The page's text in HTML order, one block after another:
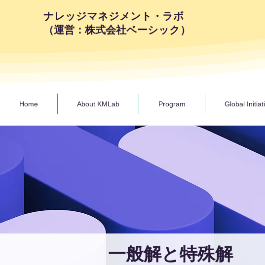
ナレッジマネジメント・ラボ
（運営：株式会社ベーシック）
Home About KMLab Program Global
一般解と特殊解